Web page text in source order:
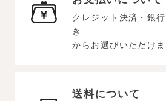
クレジット決済・銀
き
からお選びいただけ
送料について